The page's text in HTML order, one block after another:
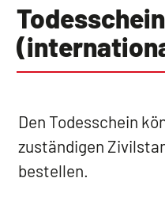
Den Todesschein
zuständigen
bestellen.